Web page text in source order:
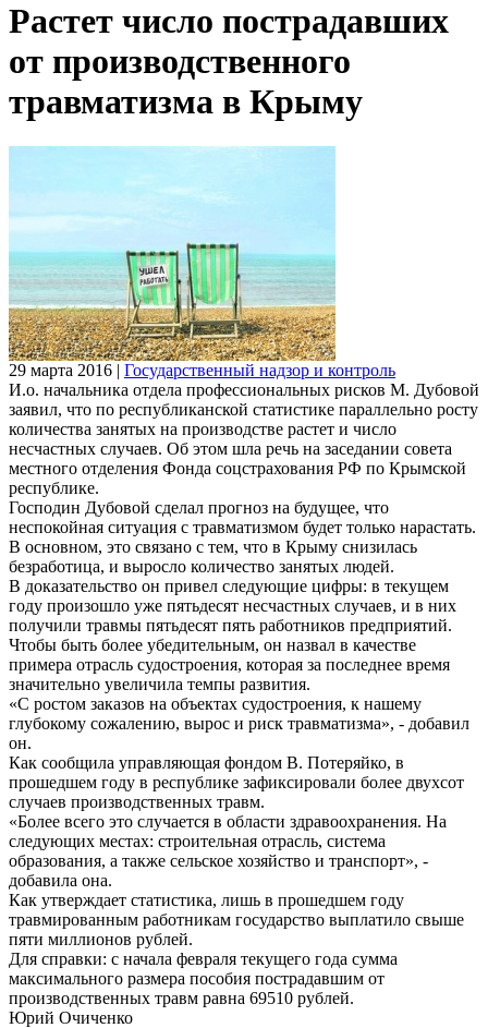
Растет число пострадавших
от производственного
травматизма в Крыму
29 марта 2016 | Государственный надзор и контроль
И.о. начальника отдела профессиональных рисков М. Дубовой
заявил, что по республиканской статистике параллельно росту
количества занятых на производстве растет и число
несчастных случаев. Об этом шла речь на заседании совета
местного отделения Фонда соцстрахования РФ по Крымской
республике.
Господин Дубовой сделал прогноз на будущее, что
неспокойная ситуация с травматизмом будет только нарастать.
В основном, это связано с тем, что в Крыму снизилась
безработица, и выросло количество занятых людей.
В доказательство он привел следующие цифры: в текущем
году произошло уже пятьдесят несчастных случаев, и в них
получили травмы пятьдесят пять работников предприятий.
Чтобы быть более убедительным, он назвал в качестве
примера отрасль судостроения, которая за последнее время
значительно увеличила темпы развития.
«С ростом заказов на объектах судостроения, к нашему
глубокому сожалению, вырос и риск травматизма», - добавил
он.
Как сообщила управляющая фондом В. Потеряйко, в
прошедшем году в республике зафиксировали более двухсот
случаев производственных травм.
«Более всего это случается в области здравоохранения. На
следующих местах: строительная отрасль, система
образования, а также сельское хозяйство и транспорт», -
добавила она.
Как утверждает статистика, лишь в прошедшем году
травмированным работникам государство выплатило свыше
пяти миллионов рублей.
Для справки: с начала февраля текущего года сумма
максимального размера пособия пострадавшим от
производственных травм равна 69510 рублей.
Юрий Очиченко